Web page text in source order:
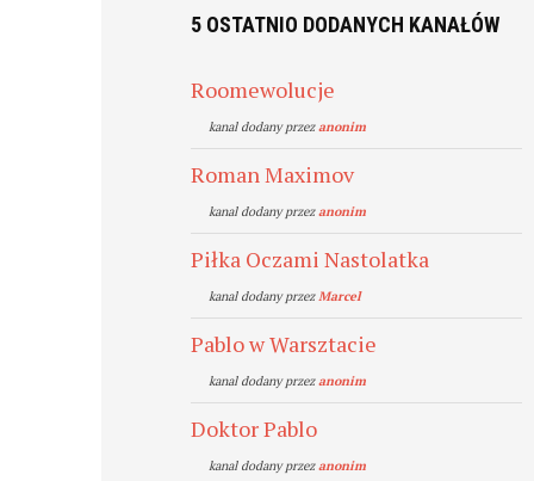
5 OSTATNIO DODANYCH KANAŁÓW
Roomewolucje
kanal dodany przezanonim
Roman Maximov
kanal dodany przezanonim
Piłka Oczami Nastolatka
kanal dodany przezMarcel
Pablo w Warsztacie
kanal dodany przezanonim
Doktor Pablo
kanal dodany przezanonim